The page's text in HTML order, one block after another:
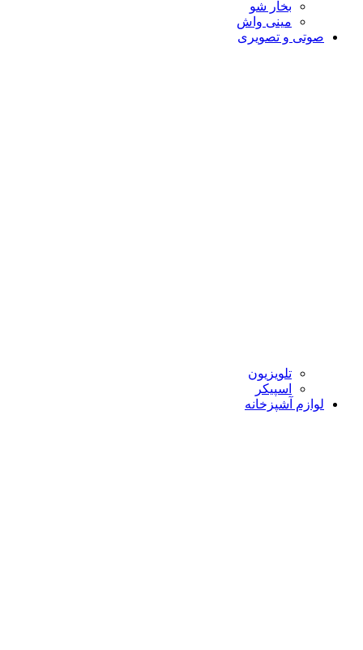
بخار شو
مینی واش
صوتی و تصویری
تلویزیون
اسپیکر
لوازم آشپزخانه